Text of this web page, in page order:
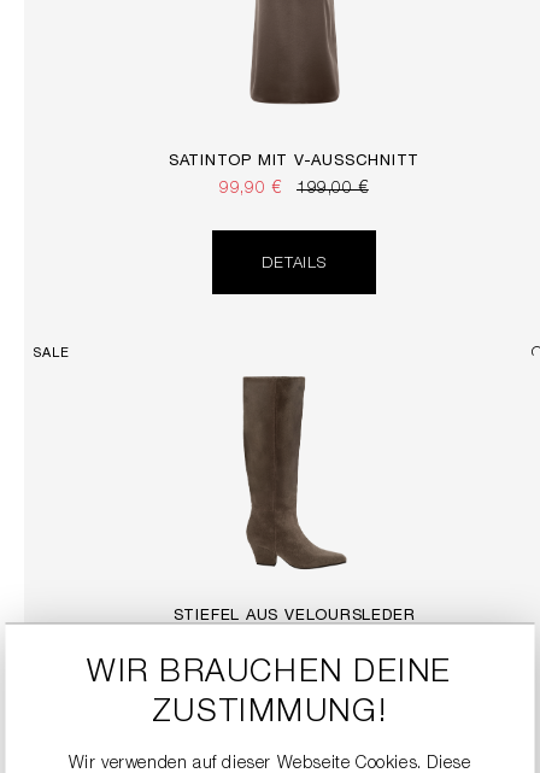
SATINTOP MIT V-AUSSCHNITT
99,90 € 199,00 €
DETAILS
SALE
STIEFEL AUS VELOURSLEDER
DETAILS
WIR BRAUCHEN DEINE
ZUSTIMMUNG!
Wir verwenden auf dieser Webseite Cookies. Diese